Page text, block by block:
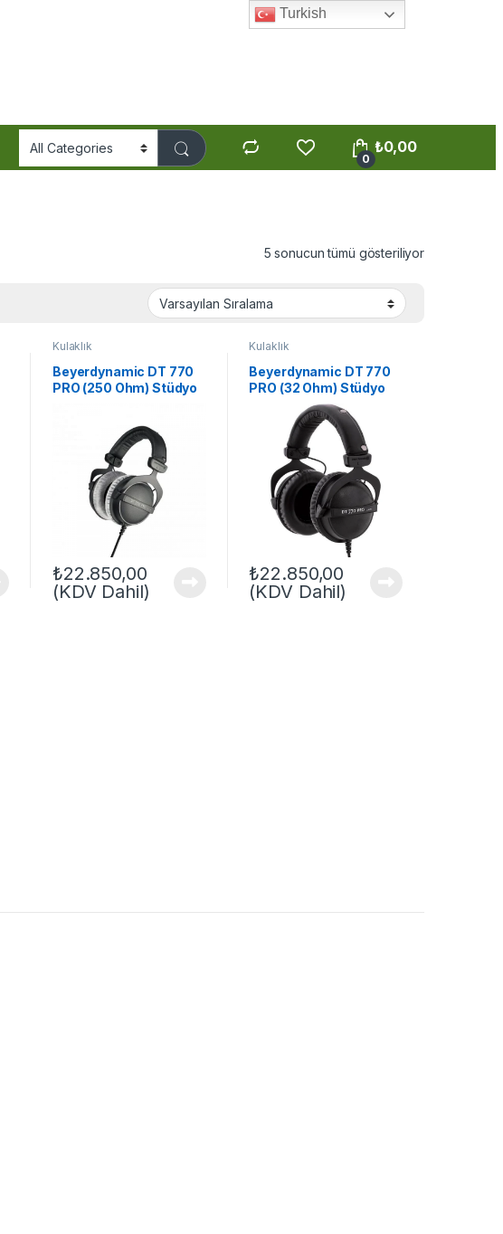
0
₺0,00
5 sonucun tümü gösteriliyor
Kulaklık
Beyerdynamic DT 770
PRO (250 Ohm) Stüdyo
₺22.850,00
(KDV Dahil)
Kulaklık
Beyerdynamic DT 770
PRO (32 Ohm) Stüdyo
Referans Kulaklığı
₺22.850,00
(KDV Dahil)
Turkish